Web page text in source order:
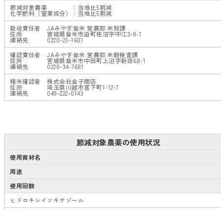
節減対象農薬 ：当地比5割減
化学肥料（窒素成分）：当地比5割減
栽培責任者 JAみやぎ登米 営農部 米殻課
住所 宮城県登米市迫町佐沼字中江3-9-1
連絡先 0220-23-1601
確認責任者 JAみやぎ登米 営農部 米穀検査課
住所 宮城県登米市中田町上沼字新田68-1
連絡先 0220-34-7681
精米確認者 株式会社金子商店
住所 埼玉県川越市宮下町1-12-7
連絡先 049-222-0143
節減対象農薬の使用状況
使用資材名
用途
使用回数
ヒドロキシイソキサゾール